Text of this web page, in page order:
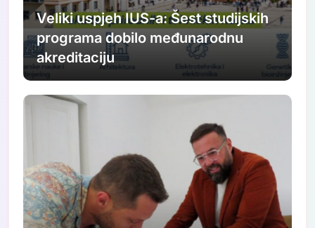
Veliki uspjeh IUS-a: Šest studijskih
programa dobilo međunarodnu
akreditaciju